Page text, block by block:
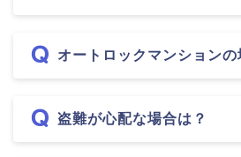
オートロックマンションの
盗難が心配な場合は？